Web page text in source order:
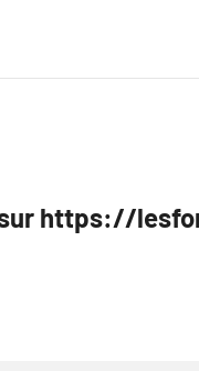
sur https://